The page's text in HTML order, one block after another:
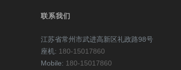
联系我们
江苏省常州市武进高新区礼政路98号
座机: 180-15017860
Mobile: 180-15017860